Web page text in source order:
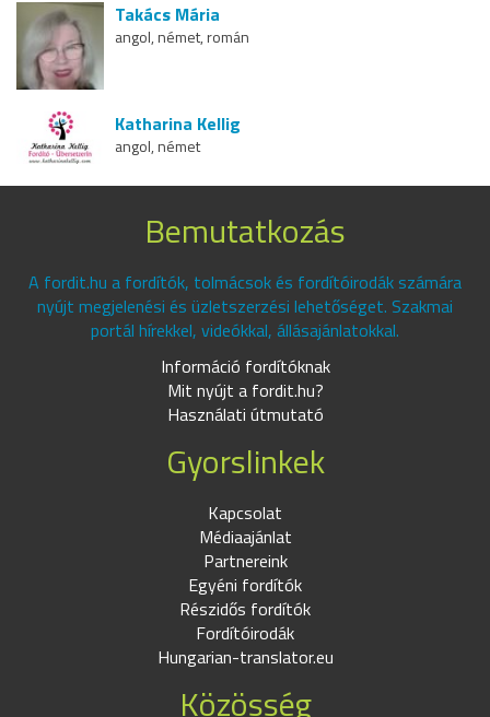
Takács Mária
angol, német, román
Katharina Kellig
angol, német
Bemutatkozás
A fordit.hu a fordítók, tolmácsok és fordítóirodák számára
nyújt megjelenési és üzletszerzési lehetőséget. Szakmai
portál hírekkel, videókkal, állásajánlatokkal.
Információ fordítóknak
Mit nyújt a fordit.hu?
Használati útmutató
Gyorslinkek
Kapcsolat
Médiaajánlat
Partnereink
Egyéni fordítók
Részidős fordítók
Fordítóirodák
Hungarian-translator.eu
Közösség